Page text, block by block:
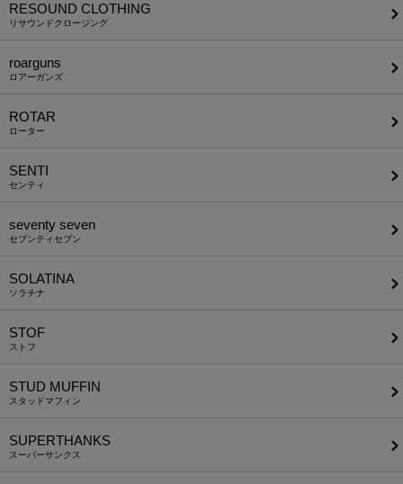
RESOUND CLOTHING
リサウンドクロージング
roarguns
ロアーガンズ
ROTAR
ローター
SENTI
センティ
seventy seven
セブンティセブン
SOLATINA
ソラチナ
STOF
ストフ
STUD MUFFIN
スタッドマフィン
SUPERTHANKS
スーパーサンクス